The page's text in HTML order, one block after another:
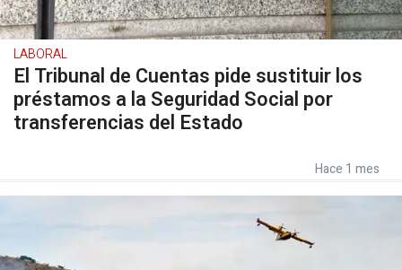
LABORAL
El Tribunal de Cuentas pide sustituir los
préstamos a la Seguridad Social por
transferencias del Estado
Hace 1 mes